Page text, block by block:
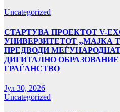
Uncategorized
СТАРТУВА ПРОЕКТОТ V-
УНИВЕРЗИТЕТОТ „МАЈКА
ПРЕДВОДИ
ДИГИТАЛНО
ГРАЃАНСТВО
Јул 30, 2026
Uncategorized